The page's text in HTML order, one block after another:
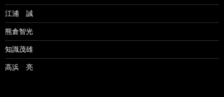
江浦 誠
熊倉智光
知識茂雄
高浜 亮